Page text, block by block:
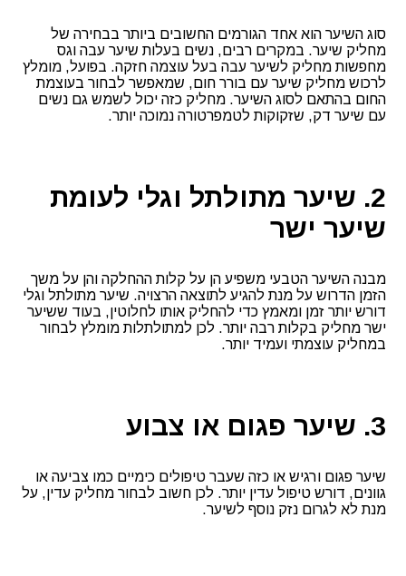
סוג השיער הוא אחד הגורמים החשובים ביותר בבחירה של
מחליק שיער. במקרים רבים, נשים בעלות שיער עבה וגס
מחפשות מחליק לשיער עבה בעל עוצמה חזקה. בפועל, מומלץ
לרכוש מחליק שיער עם בורר חום, שמאפשר לבחור בעוצמת
החום בהתאם לסוג השיער. מחליק כזה יכול לשמש גם נשים
עם שיער דק, שזקוקות לטמפרטורה נמוכה יותר.
2. שיער מתולתל וגלי לעומת
שיער ישר
מבנה השיער הטבעי משפיע הן על קלות ההחלקה והן על משך
הזמן הדרוש על מנת להגיע לתוצאה הרצויה. שיער מתולתל וגלי
דורש יותר זמן ומאמץ כדי להחליק אותו לחלוטין, בעוד ששיער
ישר מחליק בקלות רבה יותר. לכן למתולתלות מומלץ לבחור
במחליק עוצמתי ועמיד יותר.
3. שיער פגום או צבוע
שיער פגום ורגיש או כזה שעבר טיפולים כימיים כמו צביעה או
גוונים, דורש טיפול עדין יותר. לכן חשוב לבחור מחליק עדין, על
מנת לא לגרום נזק נוסף לשיער.